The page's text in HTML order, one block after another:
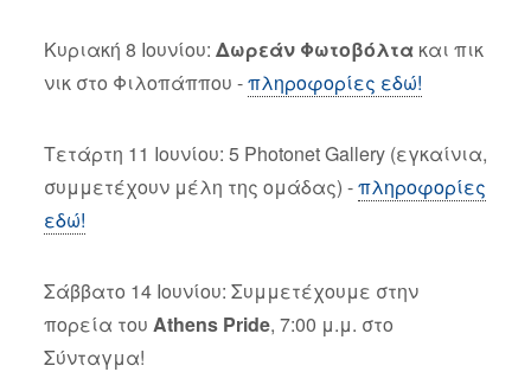
Κυριακή 8 Ιουνίου: Δωρεάν Φωτοβόλτακαι πικ
νικ στο Φιλοπάππου -πληροφορίες εδώ!
Τετάρτη 11 Ιουνίου: 5 Photonet Gallery (εγκαίνια,
συμμετέχουν μέλη της ομάδας) -πληροφορίες
εδώ!
Σάββατο 14 Ιουνίου: Συμμετέχουμε στην
πορεία του Athens Pride, 7:00 μ.μ. στο
Σύνταγμα!